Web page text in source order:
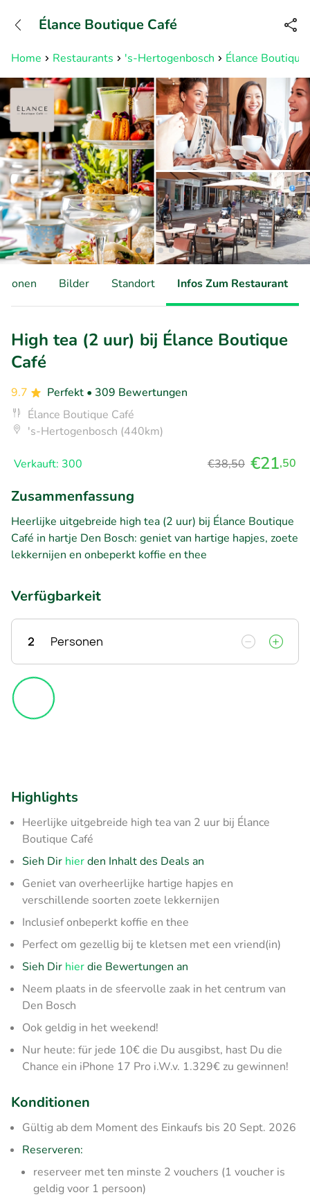
Erreichbar bis 23:00 Uhr (max
0,09€/Min)
Home Restaurants 's-Hertogenbosch Élance Boutique
Élance Boutique Café
Bilder Standort Infos Zum Restaurant
High tea (2 uur) bij Élance Boutique
Café
9.7 Perfekt • 309 Bewertungen
Élance Boutique Café
's-Hertogenbosch (440km)
Verkauft: 300 €38,50 €21,50
Zusammenfassung
Heerlijke uitgebreide high tea (2 uur) bij Élance Boutique
Café in hartje Den Bosch: geniet van hartige hapjes, zoete
lekkernijen en onbeperkt koffie en thee
Verfügbarkeit
2 Personen
Highlights
Heerlijke uitgebreide high tea van 2 uur bij Élance
Boutique Café
Sieh Dir hierden Inhalt des Deals an
Geniet van overheerlijke hartige hapjes en
verschillende soorten zoete lekkernijen
Inclusief onbeperkt koffie en thee
Perfect om gezellig bij te kletsen met een vriend(in)
Sieh Dir hierdie Bewertungen an
Neem plaats in de sfeervolle zaak in het centrum van
Den Bosch
Ook geldig in het weekend!
Nur heute: für jede 10€ die Du ausgibst, hast Du die
Chance ein iPhone 17 Pro i.W.v. 1.329€ zu gewinnen!
Konditionen
Gültig ab dem Moment des Einkaufs bis 20 Sept. 2026
Reserveren:
reserveer met ten minste 2 vouchers (1 voucher is
geldig voor 1 persoon)